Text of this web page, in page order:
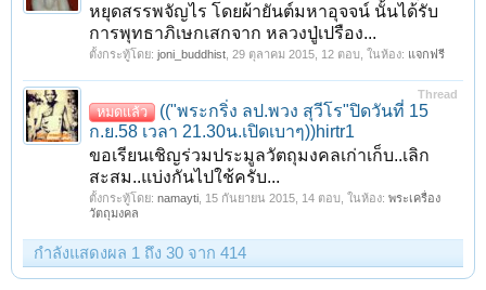
หยุดสรรพจัญไร โดยผ้ายันต์มหาอุจจน์ นั้นได้รับ
การพุทธาภิเษกเสกจาก หลวงปู่เปรือง...
ตั้งกระทู้โดย: joni_buddhist 29 ตุลาคม 2015 , 12 ตอบ, ในห้อง: แจกฟรี
Thread
หมดแล้ว
(("พระกริ่ง ลป.พวง สุวีโร"ปิดวันที่ 15
ก.ย.58 เวลา 21.30น.เปิดเบาๆ))hirtr1
ขอเรียนเชิญร่วมประมูลวัตถุมงคลเก่าเก็บ..เลิก
สะสม..แบ่งกันไปใช้ครับ...
ตั้งกระทู้โดย: namayti 15 กันยายน 2015 , 14 ตอบ, ในห้อง: พระเครื่อง
วัตถุมงคล
กำลังแสดงผล 1 ถึง 30 จาก 414